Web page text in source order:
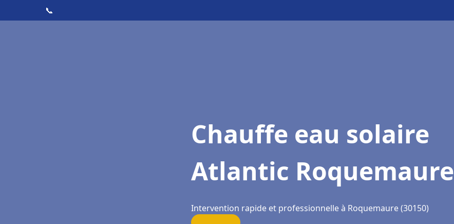
📞
Chauffe eau solaire
Atlantic Roquemaure
Intervention rapide et professionnelle à Roquemaure (30150)